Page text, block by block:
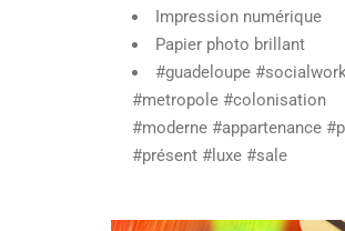
Impression numérique
Papier photo brillant
#guadeloupe
#metropole #colonisation
#moderne #appartenance
#présent #luxe #sale